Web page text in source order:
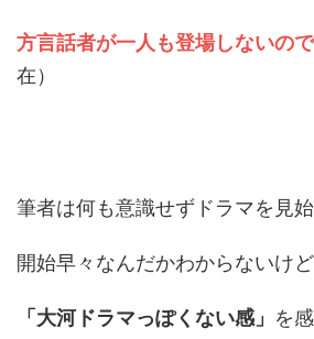
方言話者が一人も登場しないの
在）
筆者は何も意識せずドラマを見始
開始早々なんだかわからないけど
「大河ドラマっぽくない感」 を